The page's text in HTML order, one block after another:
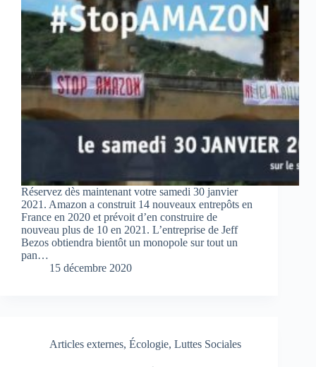
Réservez dès maintenant votre samedi 30 janvier
2021. Amazon a construit 14 nouveaux entrepôts en
France en 2020 et prévoit d’en construire de
nouveau plus de 10 en 2021. L’entreprise de Jeff
Bezos obtiendra bientôt un monopole sur tout un
pan…
15 décembre 2020
Articles externes, Écologie, Luttes Sociales